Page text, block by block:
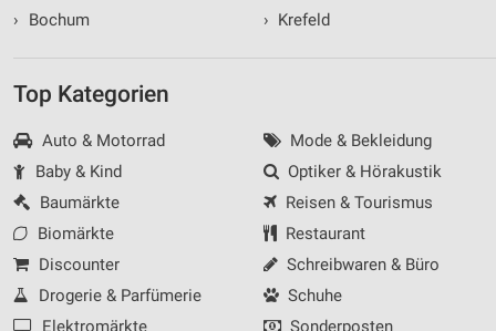
›
Bochum
› Krefeld
Top Kategorien
Auto & Motorrad
Baby & Kind
Baumärkte
Biomärkte
Discounter
Drogerie & Parfümerie
Elektromärkte
Mode & Bekleidung
Optiker & Hörakustik
Reisen & Tourismus
Restaurant
Schreibwaren & Büro
Schuhe
Sonderposten